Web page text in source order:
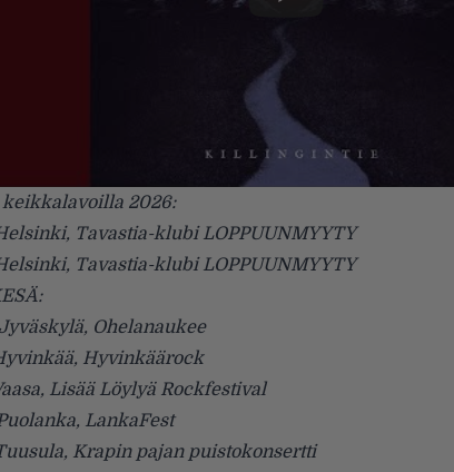
keikkalavoilla 2026:
Tavastia-klubi LOPPUUNMYYTY
Tavastia-klubi LOPPUUNMYYTY
Ohelanaukee
Hyvinkäärock
Lisää Löylyä Rockfestival
LankaFest
Krapin pajan puistokonsertti